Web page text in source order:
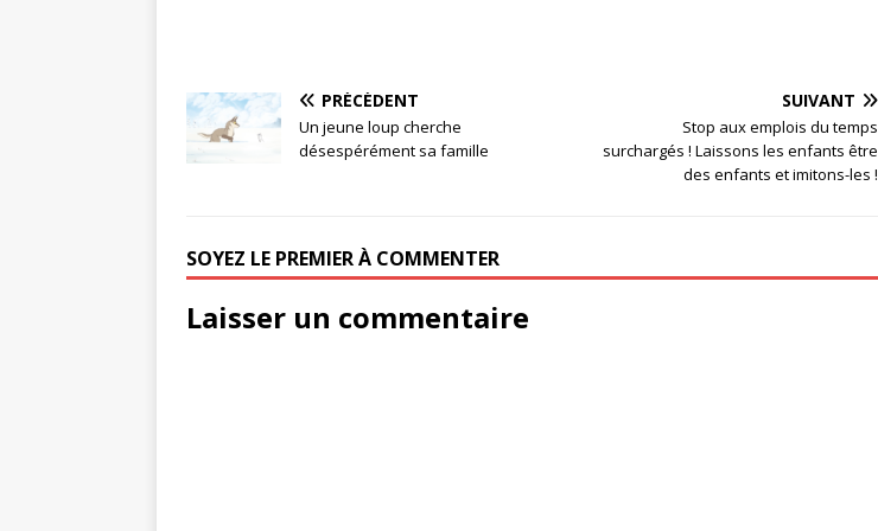
PRÉCÉDENT
Un jeune loup cherche
désespérément sa famille
SUIVANT
Stop aux emplois du temps
surchargés ! Laissons les enfants être
des enfants et imitons-les !
SOYEZ LE PREMIER À COMMENTER
Laisser un commentaire